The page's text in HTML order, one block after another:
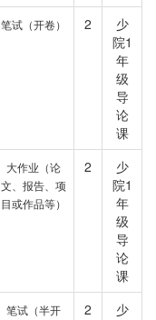
笔试（开卷） 2
少
院1
年
级
导
论
课
大作业（论
文、报告、项
目或作品等）
2
少
院1
年
级
导
论
课
笔试（半开
2
少